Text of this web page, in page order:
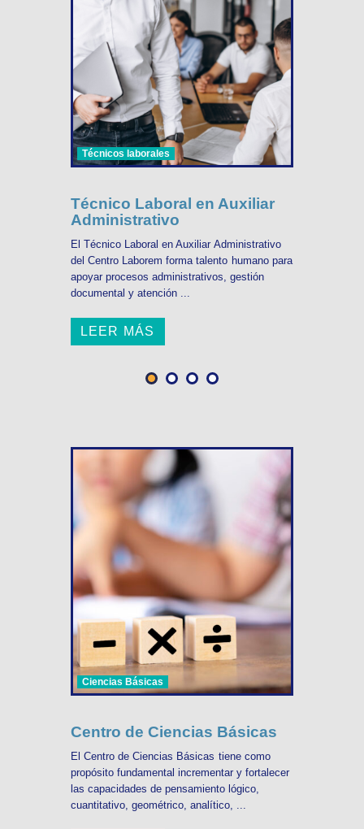
Técnicos laborales
Técnico Laboral en Auxiliar
Administrativo
El Técnico Laboral en Auxiliar Administrativo
del Centro Laborem forma talento humano para
apoyar procesos administrativos, gestión
documental y atención ...
LEER MÁS
Ciencias Básicas
Centro de Ciencias Básicas
El Centro de Ciencias Básicas tiene como
propósito fundamental incrementar y fortalecer
las capacidades de pensamiento lógico,
cuantitativo, geométrico, analítico, ...